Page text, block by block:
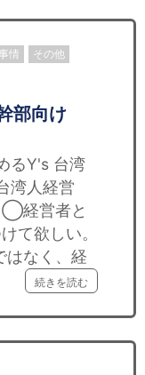
情 その他
部向け
るY's 台湾
湾人経営
◯経営者と
て欲しい。
なく、経
続きを読む